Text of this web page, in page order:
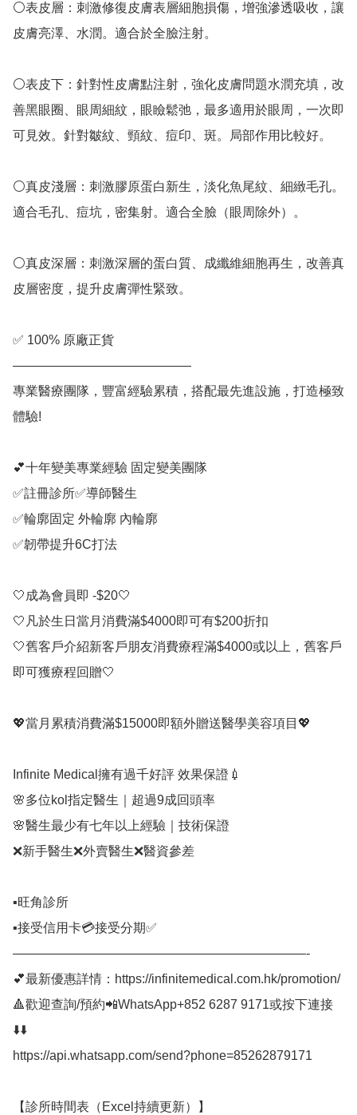
⚪️表皮層：刺激修復皮膚表層細胞損傷，增強滲透吸收，讓
皮膚亮澤、水潤。適合於全臉注射。
⚪️表皮下：針對性皮膚點注射，強化皮膚問題水潤充填，改
善黑眼圈、眼周細紋，眼瞼鬆弛，最多適用於眼周，一次即
可見效。針對皺紋、頸紋、痘印、斑。局部作用比較好。
⚪️真皮淺層：刺激膠原蛋白新生，淡化魚尾紋、細緻毛孔。
適合毛孔、痘坑，密集射。適合全臉（眼周除外）。
⚪️真皮深層：刺激深層的蛋白質、成纖維細胞再生，改善真
皮層密度，提升皮膚彈性緊致。
✅ 100% 原廠正貨
——————————————
專業醫療團隊，豐富經驗累積，搭配最先進設施，打造極致
體驗!
💕十年變美專業經驗 固定變美團隊
✅註冊診所✅導師醫生
✅輪廓固定 外輪廓 內輪廓
✅韌帶提升6C打法
🤍成為會員即 -$20🤍
🤍凡於生日當月消費滿$4000即可有$200折扣
🤍舊客戶介紹新客戶朋友消費療程滿$4000或以上，舊客戶
即可獲療程回贈🤍
💖當月累積消費滿$15000即額外贈送醫學美容項目💖
Infinite Medical擁有過千好評 效果保證💉⠀
🌸多位kol指定醫生｜超過9成回頭率
🌸醫生最少有七年以上經驗｜技術保證
❌新手醫生❌外賣醫生❌醫資參差
▪️旺角診所
▪️接受信用卡💳接受分期✅⠀
———————————————————————-⠀
💕最新優惠詳情：https://infinitemedical.com.hk/promotion/
🔺歡迎查詢/預約📲WhatsApp+852 6287 9171或按下連接
⬇️⬇️
https://api.whatsapp.com/send?phone=85262879171
【診所時間表（Excel持續更新）】